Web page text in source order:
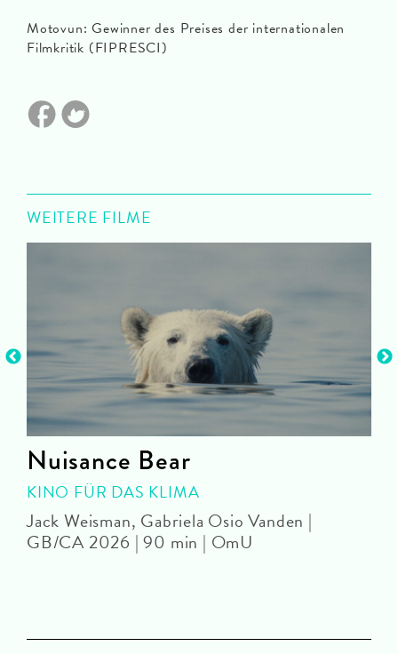
Motovun: Gewinner des Preises der internationalen
Filmkritik (FIPRESCI)
WEITERE FILME
Nuisance Bear
KINO FÜR DAS KLIMA
Jack Weisman, Gabriela Osio Vanden |
GB/CA 2026 | 90 min | OmU